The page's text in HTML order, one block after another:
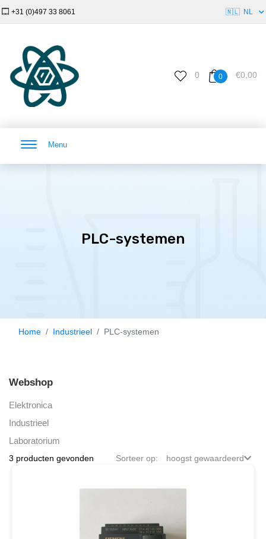
+31 (0)497 33 8061 🇳🇱 NL
0 0 €0,00
Menu
PLC-systemen
Home Industrieel PLC-systemen
Webshop
Elektronica
Industrieel
Laboratorium
3 producten gevonden Sorteer op: hoogst gewaardeerd